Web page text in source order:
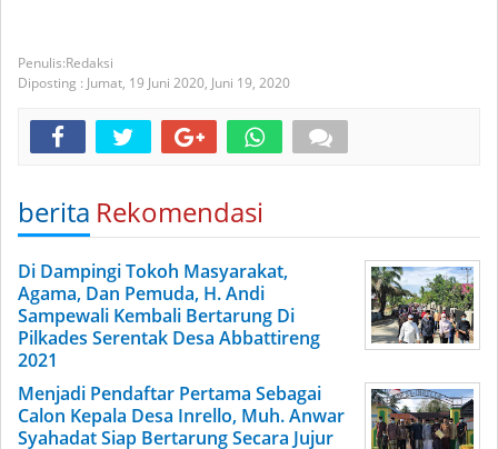
Redaksi
Diposting : Jumat, 19 Juni 2020, Juni 19, 2020
berita Rekomendasi
Di Dampingi Tokoh Masyarakat,
Agama, Dan Pemuda, H. Andi
Sampewali Kembali Bertarung Di
Pilkades Serentak Desa Abbattireng
2021
Menjadi Pendaftar Pertama Sebagai
Calon Kepala Desa Inrello, Muh. Anwar
Syahadat Siap Bertarung Secara Jujur